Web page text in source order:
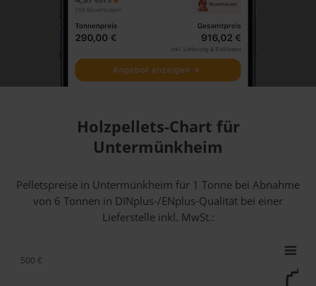
Holzpellets-Chart für
Untermünkheim
Pelletspreise in Untermünkheim für 1 Tonne bei Abnahme
von 6 Tonnen in DINplus-/ENplus-Qualität bei einer
Lieferstelle inkl. MwSt.:
500 €